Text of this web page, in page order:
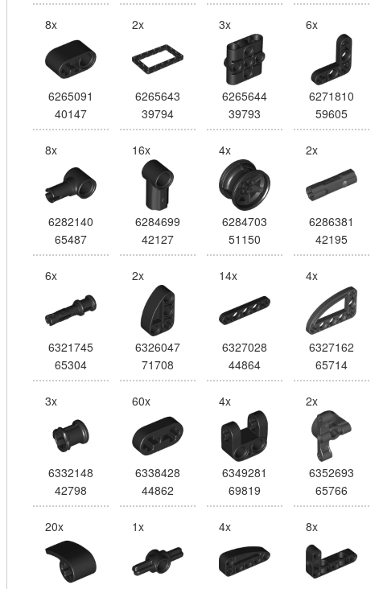
8x
6265091
40147
2x
6265643
39794
3x
6265644
39793
6x
6271810
59605
8x
6282140
65487
16x
6284699
42127
4x
6284703
51150
2x
6286381
42195
6x
6321745
65304
2x
6326047
71708
14x
6327028
44864
4x
6327162
65714
3x
6332148
42798
60x
6338428
44862
4x
6349281
69819
2x
6352693
65766
20x 1x 4x 8x